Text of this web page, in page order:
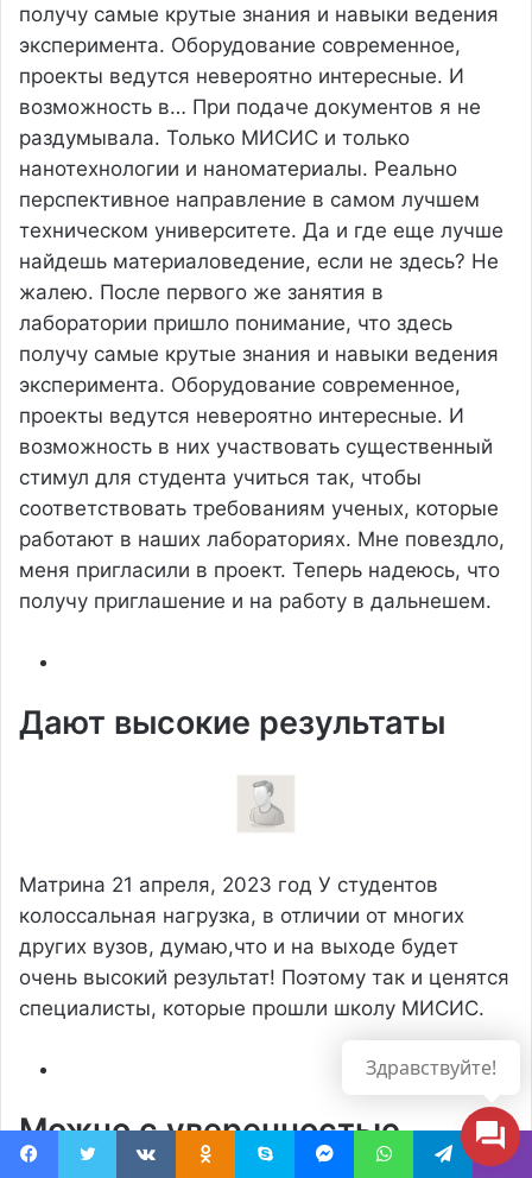
получу самые крутые знания и навыки ведения
эксперимента. Оборудование современное,
проекты ведутся невероятно интересные. И
возможность в… При подаче документов я не
раздумывала. Только МИСИС и только
нанотехнологии и наноматериалы. Реально
перспективное направление в самом лучшем
техническом университете. Да и где еще лучше
найдешь материаловедение, если не здесь? Не
жалею. После первого же занятия в
лаборатории пришло понимание, что здесь
получу самые крутые знания и навыки ведения
эксперимента. Оборудование современное,
проекты ведутся невероятно интересные. И
возможность в них участвовать существенный
стимул для студента учиться так, чтобы
соответствовать требованиям ученых, которые
работают в наших лабораториях. Мне повездло,
меня пригласили в проект. Теперь надеюсь, что
получу приглашение и на работу в дальнешем.
Дают высокие результаты
Матрина 21 апреля, 2023 год У студентов
колоссальная нагрузка, в отличии от многих
других вузов, думаю,что и на выходе будет
очень высокий результат! Поэтому так и ценятся
специалисты, которые прошли школу МИСИС.
Можно с уверенностью
Здравствуйте!